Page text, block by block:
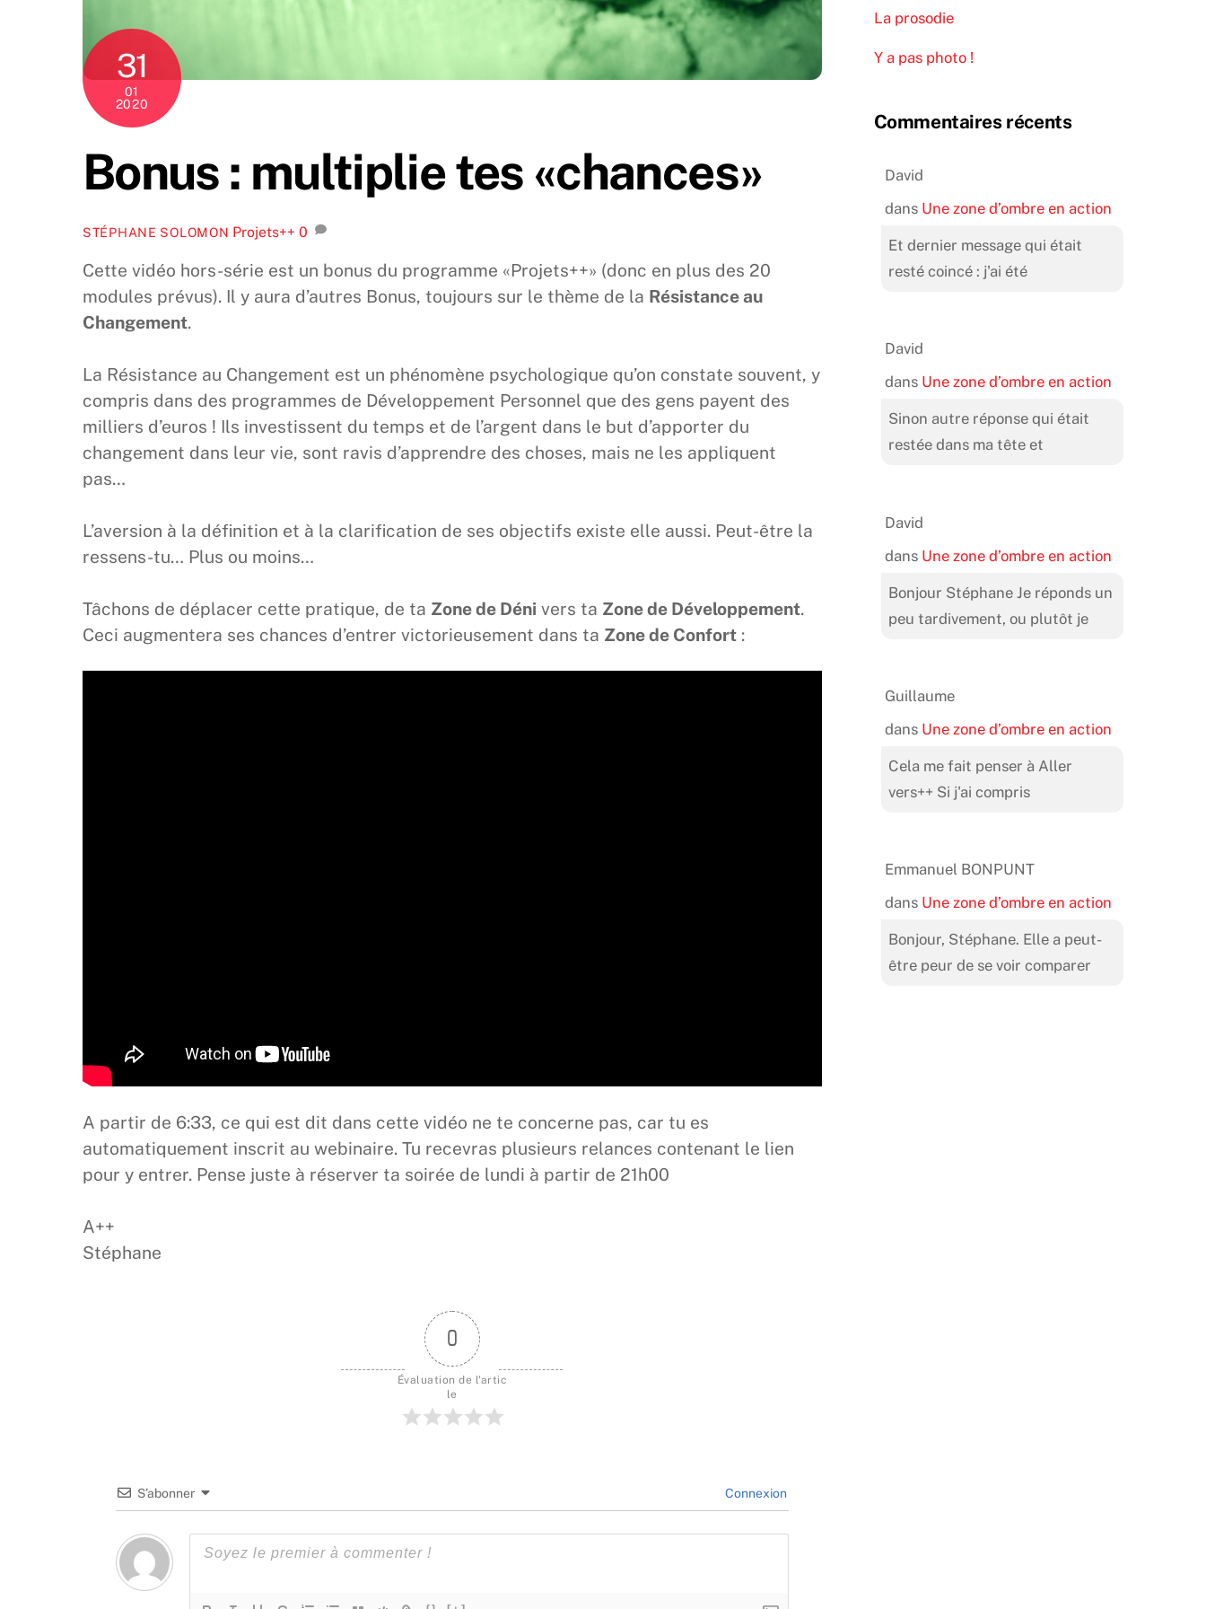
31
01
2020
Bonus : multiplie tes «chances»
STÉPHANE SOLOMON Projets++ 0
Cette vidéo hors-série est un bonus du programme «Projets++» (donc en plus des 20
modules prévus). Il y aura d’autres Bonus, toujours sur le thème de la Résistance au
Changement.
La Résistance au Changement est un phénomène psychologique qu’on constate souvent, y
compris dans des programmes de Développement Personnel que des gens payent des
milliers d’euros ! Ils investissent du temps et de l’argent dans le but d’apporter du
changement dans leur vie, sont ravis d’apprendre des choses, mais ne les appliquent
pas…
L’aversion à la définition et à la clarification de ses objectifs existe elle aussi. Peut-être la
ressens-tu… Plus ou moins…
Tâchons de déplacer cette pratique, de ta Zone de Déni vers ta Zone de Développement.
Ceci augmentera ses chances d’entrer victorieusement dans ta Zone de Confort :
A partir de 6:33, ce qui est dit dans cette vidéo ne te concerne pas, car tu es
automatiquement inscrit au webinaire. Tu recevras plusieurs relances contenant le lien
pour y entrer. Pense juste à réserver ta soirée de lundi à partir de 21h00
A++
Stéphane
0
Évaluation de l'artic
le
S’abonner Connexion
La prosodie
Y a pas photo !
Commentaires récents
David
dans Une zone d’ombre en action
Et dernier message qui était
resté coincé : j'ai été
David
dans Une zone d’ombre en action
Sinon autre réponse qui était
restée dans ma tête et
David
dans Une zone d’ombre en action
Bonjour Stéphane Je réponds un
peu tardivement, ou plutôt je
Guillaume
dans Une zone d’ombre en action
Cela me fait penser à Aller
vers++ Si j'ai compris
Emmanuel BONPUNT
dans Une zone d’ombre en action
Bonjour, Stéphane. Elle a peut-
être peur de se voir comparer